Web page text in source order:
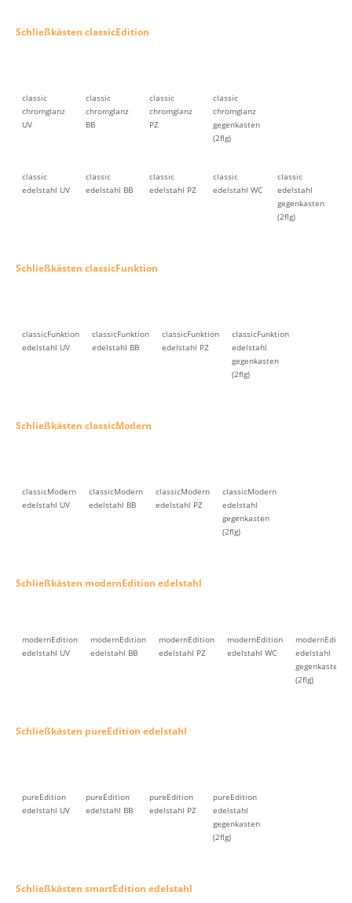
Schließkästen classicEdition
classic
chromglanz
UV
classic
chromglanz
BB
classic
chromglanz
PZ
classic
chromglanz
gegenkasten
(2flg)
classic
edelstahl UV
classic
edelstahl BB
classic
edelstahl PZ
classic
edelstahl WC
classic
edelstahl
gegenkasten
(2flg)
Schließkästen classicFunktion
classicFunktion
edelstahl UV
classicFunktion
edelstahl BB
classicFunktion
edelstahl PZ
classicFunktion
edelstahl
gegenkasten
(2flg)
Schließkästen classicModern
classicModern
edelstahl UV
classicModern
edelstahl BB
classicModern
edelstahl PZ
classicModern
edelstahl
gegenkasten
(2flg)
Schließkästen modernEdition edelstahl
modernEdition
edelstahl UV
modernEdition
edelstahl BB
modernEdition
edelstahl PZ
modernEdition
edelstahl WC
modernEdition
edelstahl
gegenkasten
(2flg)
Schließkästen pureEdition edelstahl
pureEdition
edelstahl UV
pureEdition
edelstahl BB
pureEdition
edelstahl PZ
pureEdition
edelstahl
gegenkasten
(2flg)
Schließkästen smartEdition edelstahl